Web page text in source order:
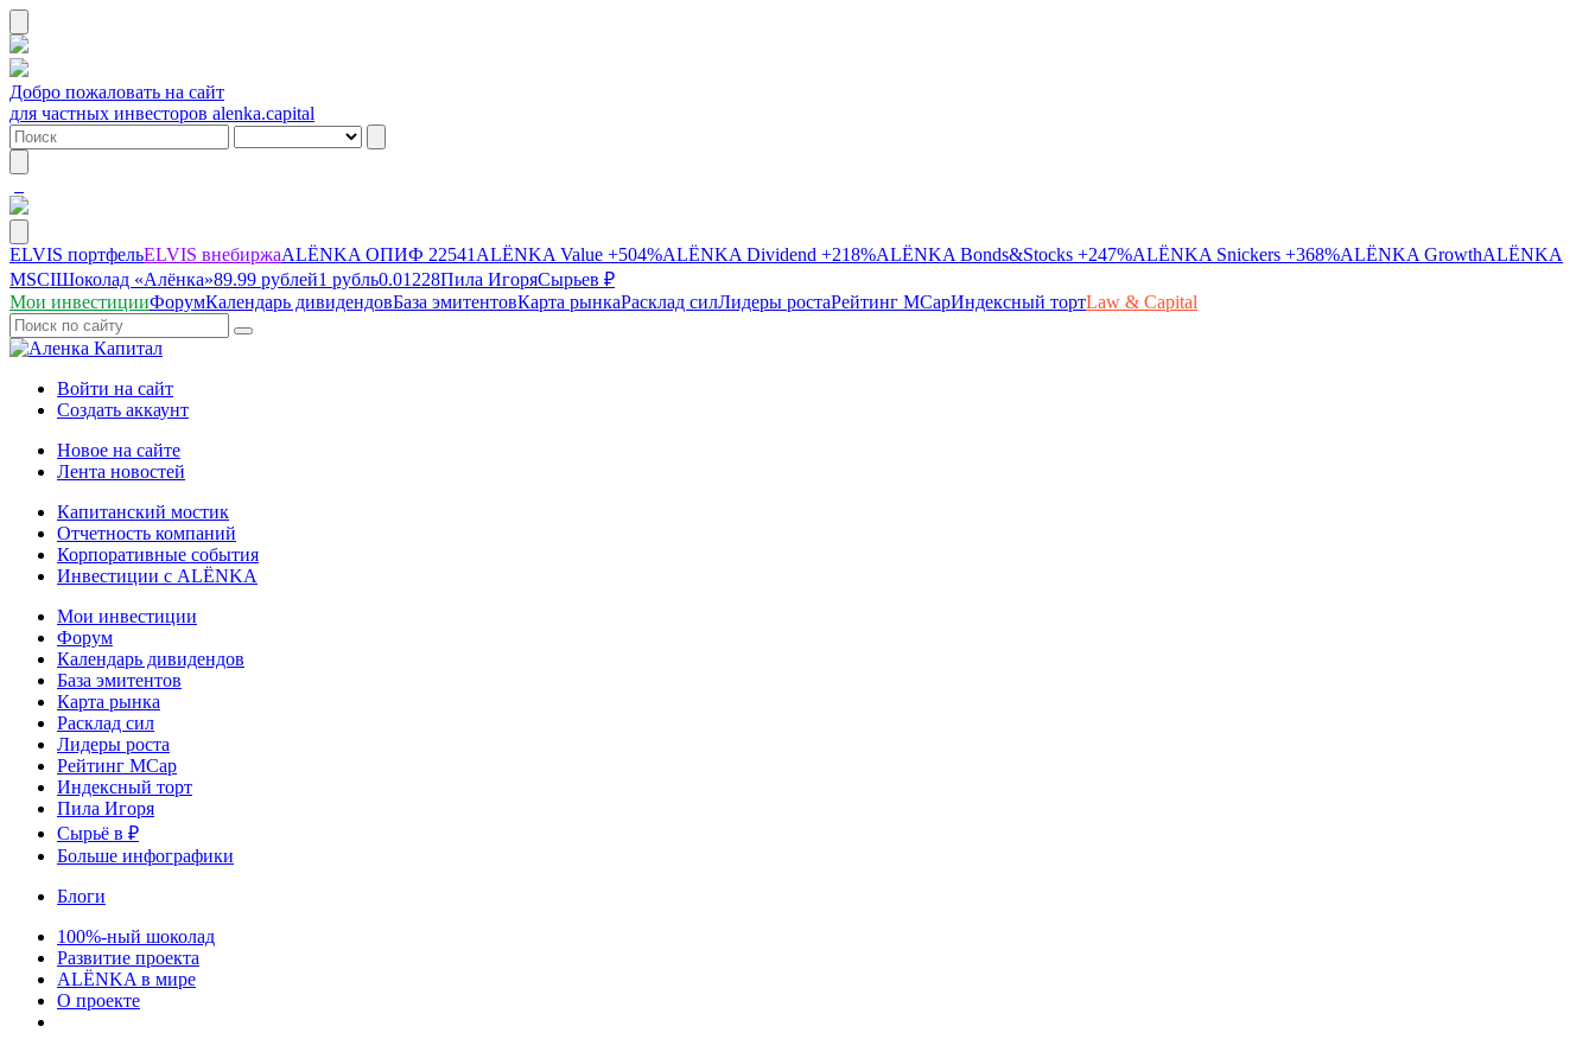
Добро пожаловать на сайт
для частных инвесторов alenka.capital
ELVIS портфельELVIS внебиржаALЁNKA ОПИФ 22541 ALЁNKA Value +504%ALЁNKA Dividend +218%ALЁNKA Bonds&Stocks +247%ALЁNKA Snickers +368%ALЁNKA GrowthALЁNKA
MSCIШоколад «Алёнка»89.99 рублей1 рубль0.01228Пила ИгоряСырьев ₽
Мои инвестицииФорумКалендарь дивидендовБаза эмитентовКарта рынкаРасклад силЛидеры ростаРейтинг MCapИндексный тортLaw & Capital
Войти на сайт
Создать аккаунт
Новое на сайте
Лента новостей
Капитанский мостик
Отчетность компаний
Корпоративные события
Инвестиции с ALЁNKA
Мои инвестиции
Форум
Календарь дивидендов
База эмитентов
Карта рынка
Расклад сил
Лидеры роста
Рейтинг MCap
Индексный торт
Пила Игоря
Сырьё в ₽
Больше инфографики
Блоги
100%-ный шоколад
Развитие проекта
ALЁNKA в мире
О проекте